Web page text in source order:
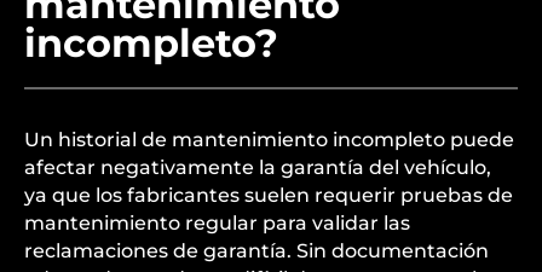
incompleto?
Un historial de mantenimiento incompleto puede
afectar negativamente la garantía del vehículo,
ya que los fabricantes suelen requerir pruebas de
mantenimiento regular para validar las
reclamaciones de garantía. Sin documentación